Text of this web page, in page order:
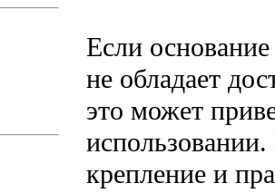
Если
не обладает
это может
крепление и